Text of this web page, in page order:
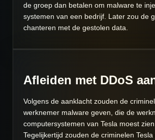
de groep dan betalen om malware te
systemen van een bedrijf. Later zou de
chanteren met de gestolen data.
Afleiden met DDoS
Volgens de aanklacht zouden de
werknemer malware geven, die de
computersystemen van Tesla moest
Tegelijkertijd zouden de criminelen Tesla